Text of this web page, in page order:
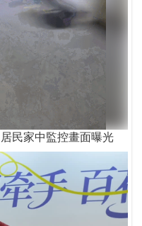
民家中監控畫面曝光